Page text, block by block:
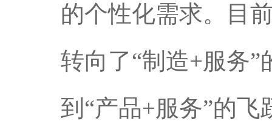
的个性化需求。目
转向了“制造+服务
到“产品+服务”的